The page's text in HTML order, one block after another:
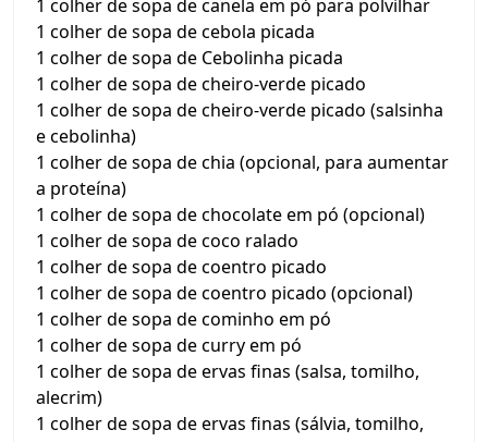
1 colher de sopa de canela em pó para polvilhar
1 colher de sopa de cebola picada
1 colher de sopa de Cebolinha picada
1 colher de sopa de cheiro-verde picado
1 colher de sopa de cheiro-verde picado (salsinha
e cebolinha)
1 colher de sopa de chia (opcional, para aumentar
a proteína)
1 colher de sopa de chocolate em pó (opcional)
1 colher de sopa de coco ralado
1 colher de sopa de coentro picado
1 colher de sopa de coentro picado (opcional)
1 colher de sopa de cominho em pó
1 colher de sopa de curry em pó
1 colher de sopa de ervas finas (salsa, tomilho,
alecrim)
1 colher de sopa de ervas finas (sálvia, tomilho,